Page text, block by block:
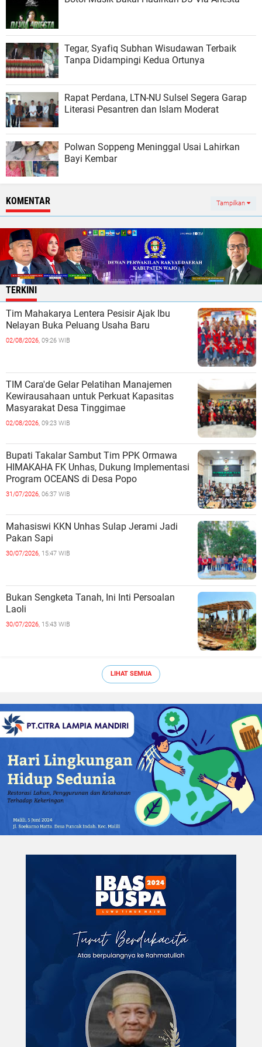
Tegar, Syafiq Subhan Wisudawan Terbaik
Tanpa Didampingi Kedua Ortunya
Rapat Perdana, LTN-NU Sulsel Segera Garap
Literasi Pesantren dan Islam Moderat
Polwan Soppeng Meninggal Usai Lahirkan
Bayi Kembar
KOMENTAR Tampilkan
TERKINI
Tim Mahakarya Lentera Pesisir Ajak Ibu
Nelayan Buka Peluang Usaha Baru
02/08/2026, 09:26 WIB
TIM Cara'de Gelar Pelatihan Manajemen
Kewirausahaan untuk Perkuat Kapasitas
Masyarakat Desa Tinggimae
02/08/2026, 09:23 WIB
Bupati Takalar Sambut Tim PPK Ormawa
HIMAKAHA FK Unhas, Dukung Implementasi
Program OCEANS di Desa Popo
31/07/2026, 06:37 WIB
Mahasiswi KKN Unhas Sulap Jerami Jadi
Pakan Sapi
30/07/2026, 15:47 WIB
Bukan Sengketa Tanah, Ini Inti Persoalan
Laoli
30/07/2026, 15:43 WIB
LIHAT SEMUA